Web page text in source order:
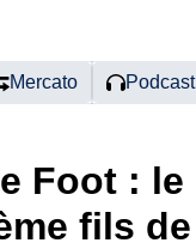
Mercato Podcast
Foot : le
fils de